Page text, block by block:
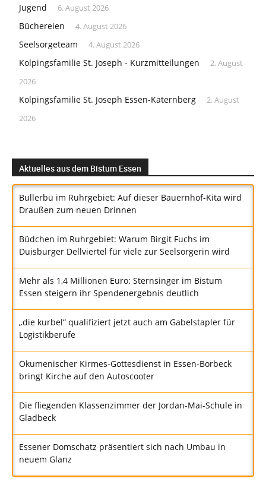
Jugend 6. August 2026
Büchereien 4. August 2026
Seelsorgeteam 4. August 2026
Kolpingsfamilie St. Joseph - Kurzmitteilungen
2. August
2026
Kolpingsfamilie St. Joseph Essen-Katernberg
2. August
2026
Aktuelles aus dem Bistum Essen
Bullerbü im Ruhrgebiet: Auf dieser Bauernhof-Kita wird
Draußen zum neuen Drinnen
Büdchen im Ruhrgebiet: Warum Birgit Fuchs im
Duisburger Dellviertel für viele zur Seelsorgerin wird
Mehr als 1,4 Millionen Euro: Sternsinger im Bistum
Essen steigern ihr Spendenergebnis deutlich
„die kurbel“ qualifiziert jetzt auch am Gabelstapler für
Logistikberufe
Ökumenischer Kirmes-Gottesdienst in Essen-Borbeck
bringt Kirche auf den Autoscooter
Die fliegenden Klassenzimmer der Jordan-Mai-Schule in
Gladbeck
Essener Domschatz präsentiert sich nach Umbau in
neuem Glanz